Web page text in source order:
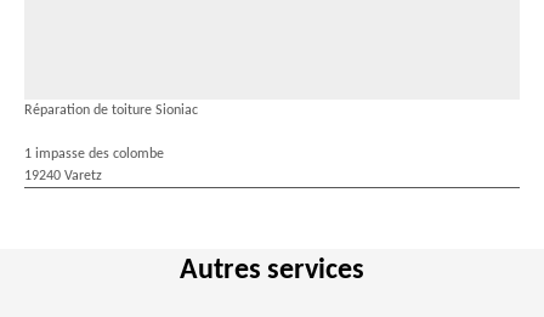
Réparation de toiture Sioniac
1 impasse des colombe
19240 Varetz
Autres services